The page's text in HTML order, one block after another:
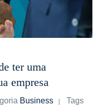
ter uma
empresa
Business
Tags